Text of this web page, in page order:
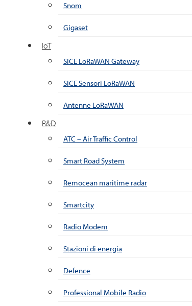
Snom
Gigaset
IoT
SICE LoRaWAN Gateway
SICE Sensori LoRaWAN
Antenne LoRaWAN
R&D
ATC – Air Traffic Control
Smart Road System
Remocean maritime radar
Smartcity
Radio Modem
Stazioni di energia
Defence
Professional Mobile Radio